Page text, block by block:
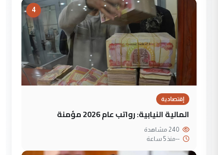
4
إقتصادية
المالية النيابية: رواتب عام 2026 مؤمنة
--منذ 5 ساعة